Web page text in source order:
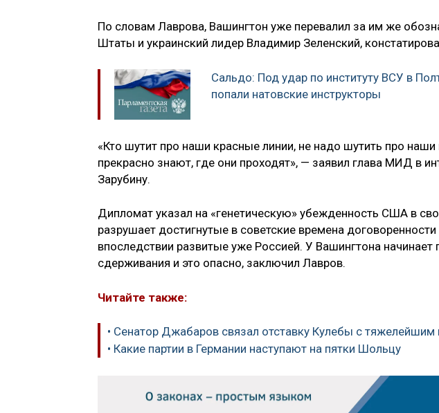
По словам Лаврова, Вашингтон уже перевалил за им же
Штаты и украинский лидер Владимир Зеленский,
Сальдо: Под удар по институту ВСУ в
попали натовские инструкторы
«Кто шутит про наши красные линии, не надо шутить про
прекрасно знают, где они проходят», — заявил глава МИД в
Зарубину.
Дипломат указал на «генетическую» убежденность США в
разрушает достигнутые в советские времена договоренности
впоследствии развитые уже Россией. У Вашингтона
сдерживания и это опасно, заключил Лавров.
Читайте также:
• Сенатор Джабаров связал отставку Кулебы с тяжелейшим
• Какие партии в Германии наступают на пятки Шольцу